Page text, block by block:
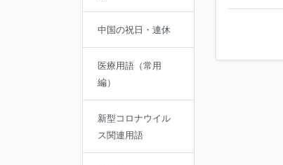
中国の祝日・連休
医療用語（常用
編）
新型コロナウイル
ス関連用語